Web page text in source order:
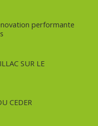
performante
SUR LE
CEDER